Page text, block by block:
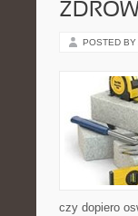
POSTED BY
czy dopiero